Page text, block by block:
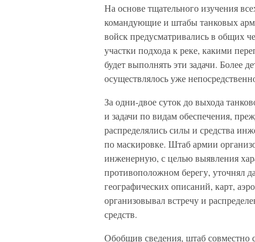
На основе тщательного изучения
командующие и штабы танковых
войск предусматривались в общих
участки подхода к реке, какими
будет выполнять эти задачи. Более
осуществлялось уже
За одни-двое суток до выхода
и задачи по видам обеспечения,
распределялись силы и средства
по маскировке. Штаб армии
инженерную, с целью выявления
противоположном берегу, уточнял
географических описаний, карт,
организовывал встречу и
средств.
Обобщив сведения, штаб совместно